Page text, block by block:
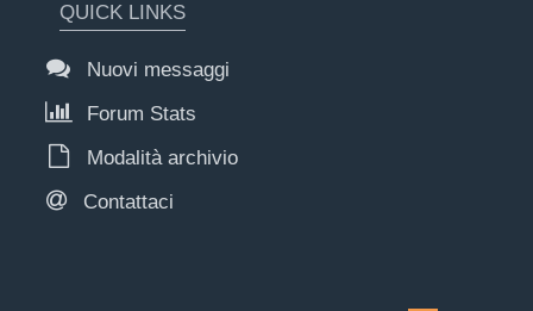
QUICK LINKS
Nuovi messaggi
Forum Stats
Modalità archivio
Contattaci